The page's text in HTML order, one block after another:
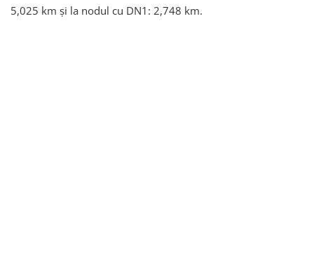
5,025 km și la nodul cu DN1: 2,748 km.